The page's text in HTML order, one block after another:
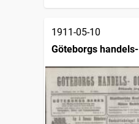
1911-05-10
Göteborgs
(1832)